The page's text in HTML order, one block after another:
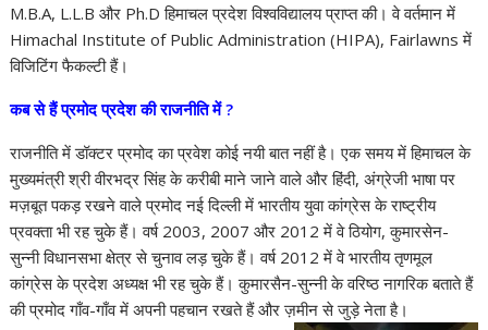
M.B.A, L.L.B और Ph.D हिमाचल प्रदेश विश्वविद्यालय प्राप्त की। वे वर्तमान में
Himachal Institute of Public Administration (HIPA), Fairlawns में
विजिटिंग फैकल्टी हैं।
कब से हैं प्रमोद प्रदेश की राजनीति में ?
राजनीति में डॉक्टर प्रमोद का प्रवेश कोई नयी बात नहीं है। एक समय में हिमाचल के
मुख्यमंत्री श्री वीरभद्र सिंह के करीबी माने जाने वाले और हिंदी, अंग्रेजी भाषा पर
मज़बूत पकड़ रखने वाले प्रमोद नई दिल्ली में भारतीय युवा कांग्रेस के राष्ट्रीय
प्रवक्ता भी रह चुके हैं। वर्ष 2003, 2007 और 2012 में वे ठियोग, कुमारसेन-
सुन्नी विधानसभा क्षेत्र से चुनाव लड़ चुके हैं। वर्ष 2012 में वे भारतीय तृणमूल
कांग्रेस के प्रदेश अध्यक्ष भी रह चुके हैं। कुमारसैन-सुन्नी के वरिष्ठ नागरिक बताते हैं
की प्रमोद गाँव-गाँव में अपनी पहचान रखते हैं और ज़मीन से जुड़े नेता है।